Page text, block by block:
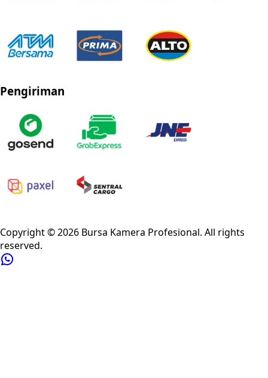
Pengiriman
Copyright ©2026 Bursa Kamera Profesional. All rights
reserved.